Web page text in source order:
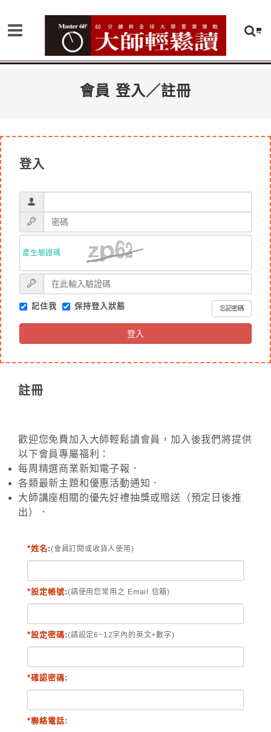
會員 登入／註冊
登入
產生驗證碼
記住我 保持登入狀態 忘記密碼
登入
註冊
歡迎您免費加入大師輕鬆讀會員，加入後我們將提供
以下會員專屬福利：
每周精選商業新知電子報．
各類最新主題和優惠活動通知．
大師講座相關的優先好禮抽獎或贈送（預定日後推
出）．
*姓名:(會員訂閱或收貨人使用)
*設定帳號:(請使用您常用之 Email 信箱)
*設定密碼:(請設定6~12字內的英文+數字)
*確認密碼:
*聯絡電話: